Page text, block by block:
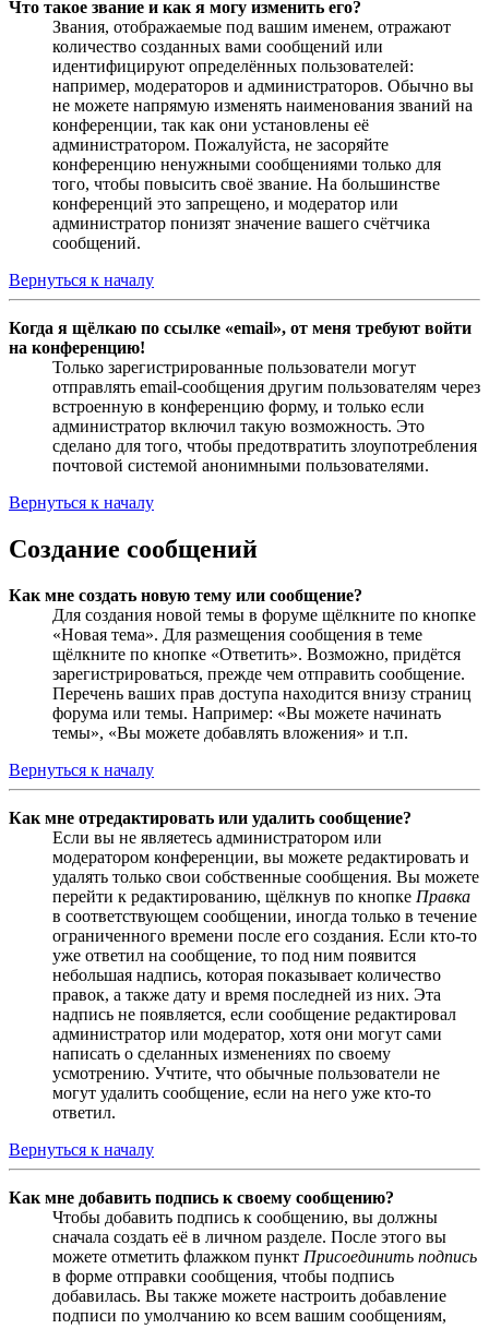
Что такое звание и как я могу изменить его?
Звания, отображаемые под вашим именем, отражают
количество созданных вами сообщений или
идентифицируют определённых пользователей:
например, модераторов и администраторов. Обычно вы
не можете напрямую изменять наименования званий на
конференции, так как они установлены её
администратором. Пожалуйста, не засоряйте
конференцию ненужными сообщениями только для
того, чтобы повысить своё звание. На большинстве
конференций это запрещено, и модератор или
администратор понизят значение вашего счётчика
сообщений.
Вернуться к началу
Когда я щёлкаю по ссылке «email», от меня требуют войти
на конференцию!
Только зарегистрированные пользователи могут
отправлять email-сообщения другим пользователям через
встроенную в конференцию форму, и только если
администратор включил такую возможность. Это
сделано для того, чтобы предотвратить злоупотребления
почтовой системой анонимными пользователями.
Вернуться к началу
Создание сообщений
Как мне создать новую тему или сообщение?
Для создания новой темы в форуме щёлкните по кнопке
«Новая тема». Для размещения сообщения в теме
щёлкните по кнопке «Ответить». Возможно, придётся
зарегистрироваться, прежде чем отправить сообщение.
Перечень ваших прав доступа находится внизу страниц
форума или темы. Например: «Вы можете начинать
темы», «Вы можете добавлять вложения» и т.п.
Вернуться к началу
Как мне отредактировать или удалить сообщение?
Если вы не являетесь администратором или
модератором конференции, вы можете редактировать и
удалять только свои собственные сообщения. Вы можете
перейти к редактированию, щёлкнув по кнопке Правка
в соответствующем сообщении, иногда только в течение
ограниченного времени после его создания. Если кто-то
уже ответил на сообщение, то под ним появится
небольшая надпись, которая показывает количество
правок, а также дату и время последней из них. Эта
надпись не появляется, если сообщение редактировал
администратор или модератор, хотя они могут сами
написать о сделанных изменениях по своему
усмотрению. Учтите, что обычные пользователи не
могут удалить сообщение, если на него уже кто-то
ответил.
Вернуться к началу
Как мне добавить подпись к своему сообщению?
Чтобы добавить подпись к сообщению, вы должны
сначала создать её в личном разделе. После этого вы
можете отметить флажком пункт Присоединить подпись
в форме отправки сообщения, чтобы подпись
добавилась. Вы также можете настроить добавление
подписи по умолчанию ко всем вашим сообщениям,